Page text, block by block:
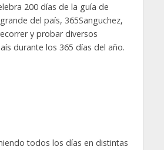
200 días de la guía de
del país, 365Sanguchez,
y probar diversos
durante los 365 días del año.
todos los días en distintas